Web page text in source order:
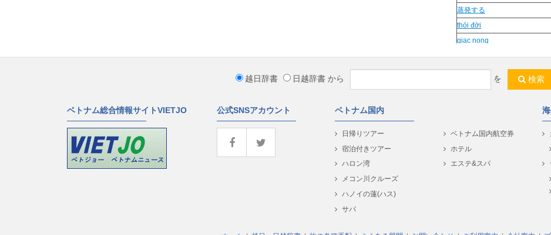
蒸発する
thói đời
giac nong
khiêm
Cau Co
OSHIN
lù
見捨てる
越日辞書 日越辞書 から を 検索
ベトナム総合情報サイトVIETJO 公式SNSアカウント ベトナム国内
日帰りツアー
宿泊付きツアー
ハロン湾
メコン川クルーズ
ハノイの蓮(ハス)
サパ
ベトナム国内航空券
ホテル
エステ&スパ